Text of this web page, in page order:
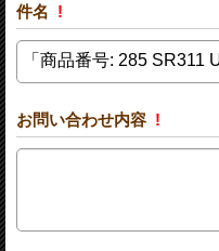
件名 !
お問い合わせ内容 !